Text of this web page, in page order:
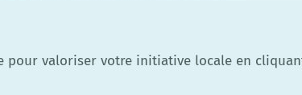
pour valoriser votre initiative locale en